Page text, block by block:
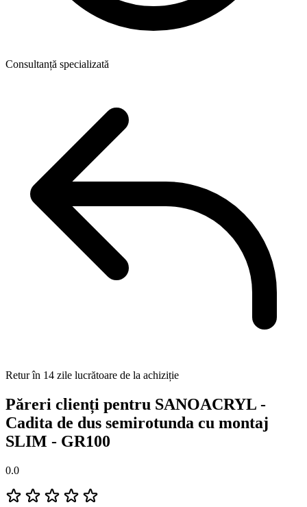
Consultanță specializată
Retur în 14 zile lucrătoare de la achiziție
Păreri clienți pentru SANOACRYL -
Cadita de dus semirotunda cu montaj
SLIM - GR100
0.0